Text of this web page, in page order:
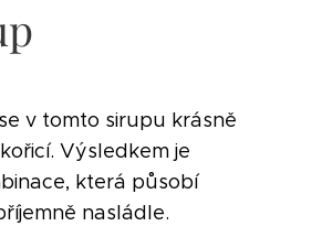
v tomto sirupu krásně
Výsledkem je
která působí
nasládle.